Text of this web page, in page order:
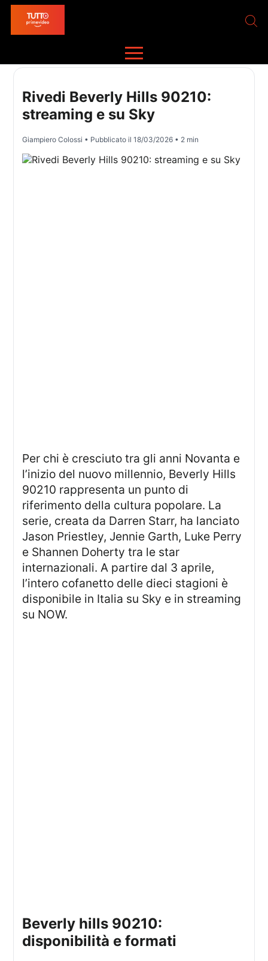
Rivedi Beverly Hills 90210:
streaming e su Sky
Giampiero Colossi • Pubblicato il18/03/2026 • 2 min
Per chi è cresciuto tra gli anni Novanta e
l’inizio del nuovo millennio, Beverly Hills
90210 rappresenta un punto di
riferimento della cultura popolare. La
serie, creata da Darren Starr, ha lanciato
Jason Priestley, Jennie Garth, Luke Perry
e Shannen Doherty tra le star
internazionali. A partire dal 3 aprile,
l’intero cofanetto delle dieci stagioni è
disponibile in Italia su Sky e in streaming
su NOW.
beverly hills 90210:
disponibilità e formati